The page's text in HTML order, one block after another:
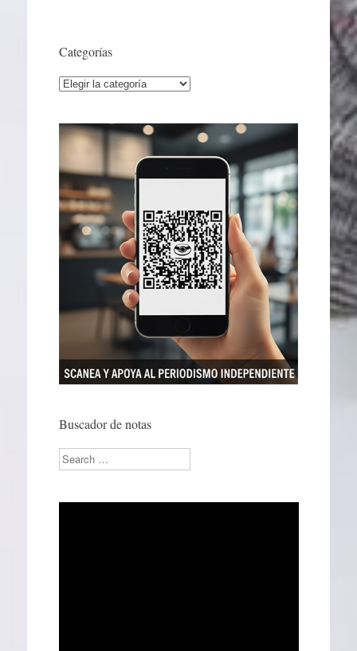
Categorías
Categorías
Buscador de notas
Search